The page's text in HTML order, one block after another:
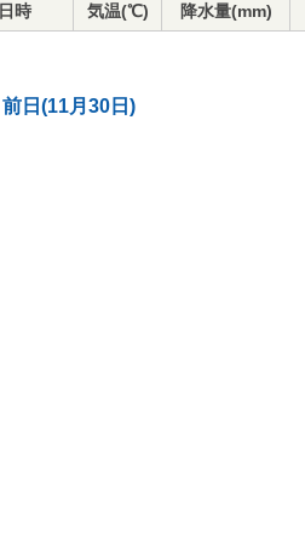
日時 気温(℃) 降水量(mm)
前日(11月30日)